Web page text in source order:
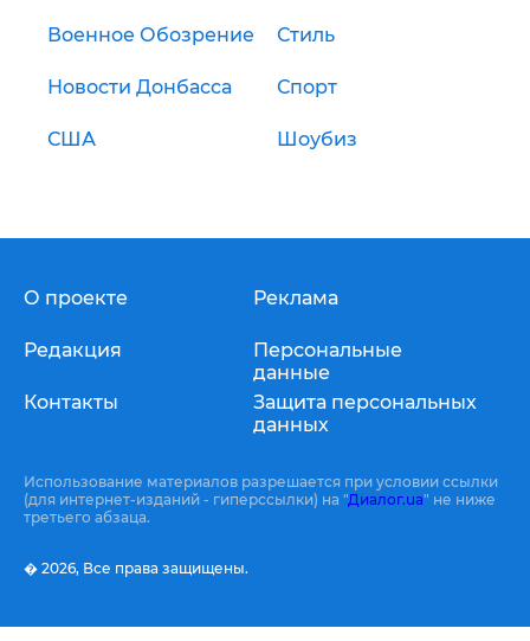
Военное Обозрение Стиль
Новости Донбасса Спорт
США Шоубиз
О проекте
Редакция
Контакты
Реклама
Персональные
данные
Защита персональных
данных
Использование материалов разрешается при условии ссылки
(для интернет-изданий - гиперссылки) на "Диалог.ua" не ниже
третьего абзаца.
� 2026, Все права защищены.